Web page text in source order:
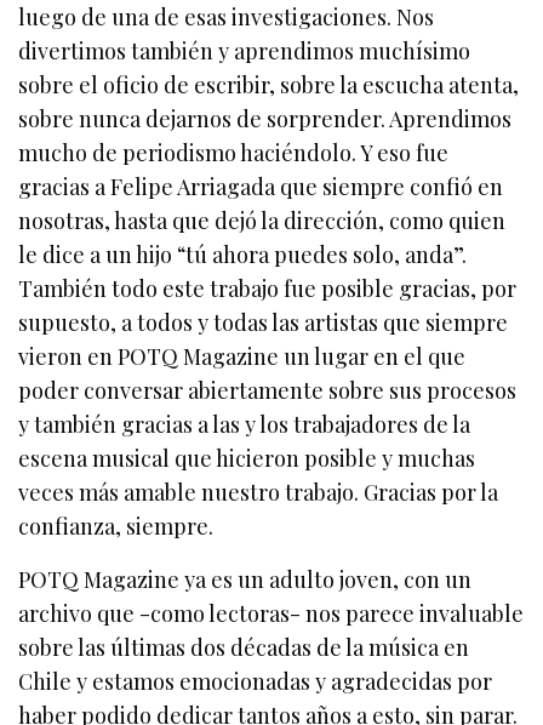
luego de una de esas investigaciones. Nos
divertimos también y aprendimos muchísimo
sobre el oficio de escribir, sobre la escucha atenta,
sobre nunca dejarnos de sorprender. Aprendimos
mucho de periodismo haciéndolo. Y eso fue
gracias a Felipe Arriagada que siempre confió en
nosotras, hasta que dejó la dirección, como quien
le dice a un hijo “tú ahora puedes solo, anda”.
También todo este trabajo fue posible gracias, por
supuesto, a todos y todas las artistas que siempre
vieron en POTQ Magazine un lugar en el que
poder conversar abiertamente sobre sus procesos
y también gracias a las y los trabajadores de la
escena musical que hicieron posible y muchas
veces más amable nuestro trabajo. Gracias por la
confianza, siempre.
POTQ Magazine ya es un adulto joven, con un
archivo que -como lectoras- nos parece invaluable
sobre las últimas dos décadas de la música en
Chile y estamos emocionadas y agradecidas por
haber podido dedicar tantos años a esto, sin parar.